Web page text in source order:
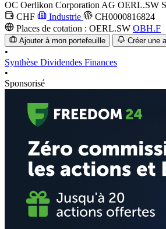
OC Oerlikon Corporation AG OERL.SW
CHF
Industrie
CH0000816824
Places de cotation : OERL.SW OBH.F
Ajouter à mon portefeuille Créer une
•
Synthèse Dividendes Finances
•
Sponsorisé